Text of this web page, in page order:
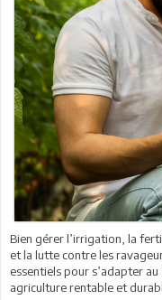
Bien gérer l’irrigation, la
et la lutte contre les
essentiels pour s’adapter
agriculture rentable et